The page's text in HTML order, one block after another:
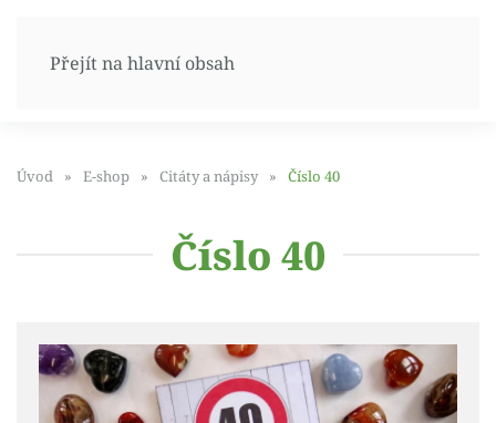
Přejít na hlavní obsah
Úvod E-shop Citáty a nápisy Číslo 40
Číslo 40